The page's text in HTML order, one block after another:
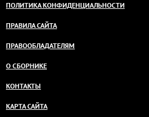
ПОЛИТИКА КОНФИДЕНЦИАЛЬНОСТИ
ПРАВИЛА САЙТА
ПРАВООБЛАДАТЕЛЯМ
О СБОРНИКЕ
КОНТАКТЫ
КАРТА САЙТА